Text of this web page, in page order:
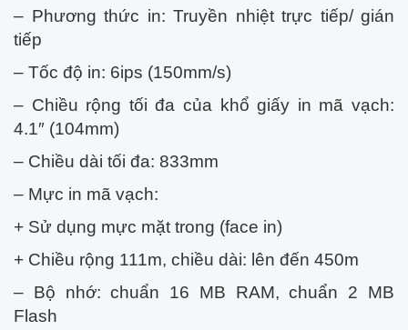
– Phương thức in: Truyền nhiệt trực tiếp/ gián
tiếp
– Tốc độ in: 6ips (150mm/s)
– Chiều rộng tối đa của khổ giấy in mã vạch:
4.1″ (104mm)
– Chiều dài tối đa: 833mm
– Mực in mã vạch:
+ Sử dụng mực mặt trong (face in)
+ Chiều rộng 111m, chiều dài: lên đến 450m
– Bộ nhớ: chuẩn 16 MB RAM, chuẩn 2 MB
Flash